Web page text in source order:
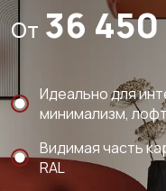
От 36 450
Идеально для
минимализм,
Видимая часть
RAL